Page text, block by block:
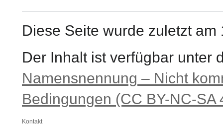
Diese Seite wurde zuletzt
Der Inhalt ist verfügbar unter
Namensnennung – Nicht
Bedingungen (CC BY-NC-SA
Kontakt